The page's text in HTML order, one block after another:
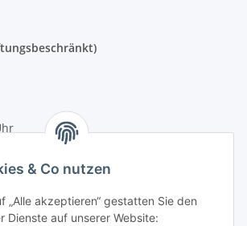
& Co nutzen
„Alle akzeptieren“ gestatten Sie den
Dienste auf unserer Website: